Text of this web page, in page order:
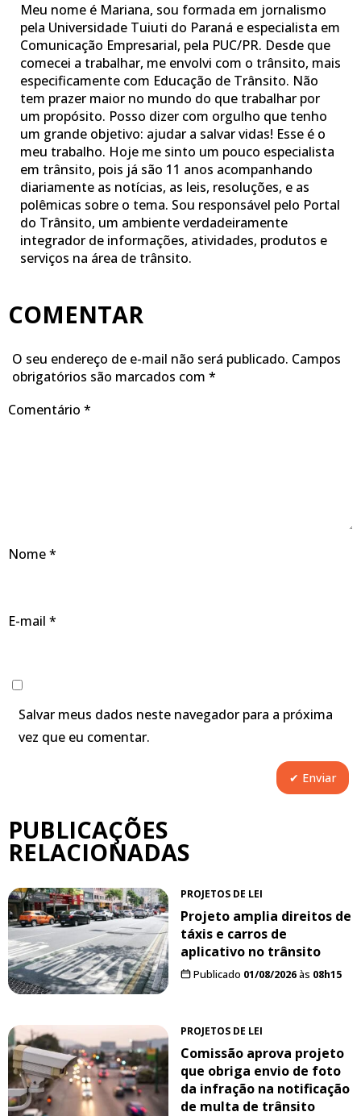
Meu nome é Mariana, sou formada em jornalismo
pela Universidade Tuiuti do Paraná e especialista em
Comunicação Empresarial, pela PUC/PR. Desde que
comecei a trabalhar, me envolvi com o trânsito, mais
especificamente com Educação de Trânsito. Não
tem prazer maior no mundo do que trabalhar por
um propósito. Posso dizer com orgulho que tenho
um grande objetivo: ajudar a salvar vidas! Esse é o
meu trabalho. Hoje me sinto um pouco especialista
em trânsito, pois já são 11 anos acompanhando
diariamente as notícias, as leis, resoluções, e as
polêmicas sobre o tema. Sou responsável pelo Portal
do Trânsito, um ambiente verdadeiramente
integrador de informações, atividades, produtos e
serviços na área de trânsito.
COMENTAR
O seu endereço de e-mail não será publicado. Campos
obrigatórios são marcados com *
Comentário *
Nome*
E-mail *
Salvar meus dados neste navegador para a próxima
vez que eu comentar.
PUBLICAÇÕES
RELACIONADAS
PROJETOS DE LEI
Projeto amplia direitos de
táxis e carros de
aplicativo no trânsito
Publicado 01/08/2026às 08h15
PROJETOS DE LEI
Comissão aprova projeto
que obriga envio de foto
da infração na notificação
de multa de trânsito